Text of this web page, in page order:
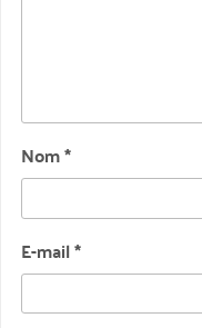
Nom*
E-mail*